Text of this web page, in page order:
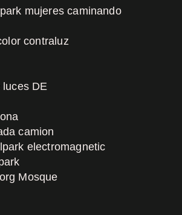
mujeres caminando
contraluz
DE
camion
electromagnetic
Mosque